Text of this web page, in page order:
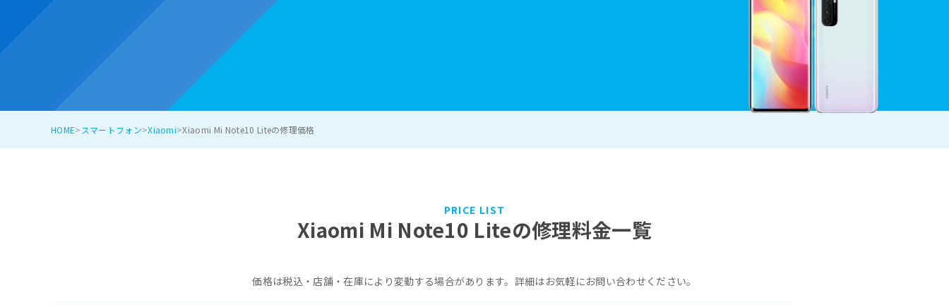
HOME スマートフォン Xiaomi Xiaomi Mi Note10 Liteの修理価格
PRICE LIST
Xiaomi Mi Note10 Liteの修理料金一覧
価格は税込・店舗・在庫により変動する場合があります。詳細はお気軽にお問い合わせください。